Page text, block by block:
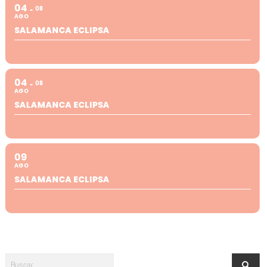
04
AGO
08
SALAMANCA ECLIPSA
04
AGO
08
SALAMANCA ECLIPSA
09
AGO
SALAMANCA ECLIPSA